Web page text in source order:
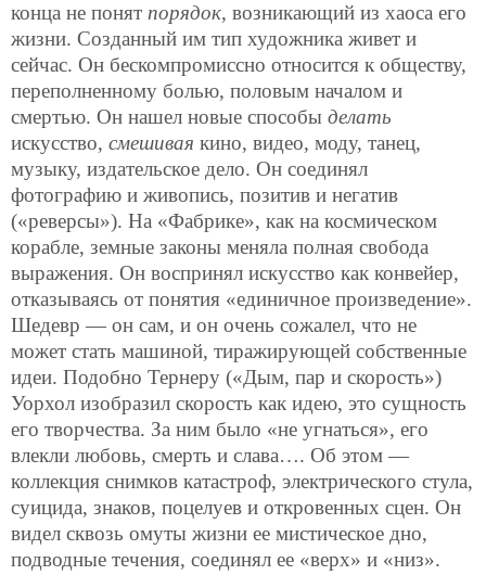
конца не понят порядок, возникающий из хаоса его
жизни. Созданный им тип художника живет и
сейчас. Он бескомпромиссно относится к обществу,
переполненному болью, половым началом и
смертью. Он нашел новые способы делать
искусство, смешивая кино, видео, моду, танец,
музыку, издательское дело. Он соединял
фотографию и живопись, позитив и негатив
(«реверсы»). На «Фабрике», как на космическом
корабле, земные законы меняла полная свобода
выражения. Он воспринял искусство как конвейер,
отказываясь от понятия «единичное произведение».
Шедевр — он сам, и он очень сожалел, что не
может стать машиной, тиражирующей собственные
идеи. Подобно Тернеру («Дым, пар и скорость»)
Уорхол изобразил скорость как идею, это сущность
его творчества. За ним было «не угнаться», его
влекли любовь, смерть и слава…. Об этом —
коллекция снимков катастроф, электрического стула,
суицида, знаков, поцелуев и откровенных сцен. Он
видел сквозь омуты жизни ее мистическое дно,
подводные течения, соединял ее «верх» и «низ».